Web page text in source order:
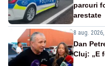
parcuri
arestate
8 aug.
Dan
Cluj: „E